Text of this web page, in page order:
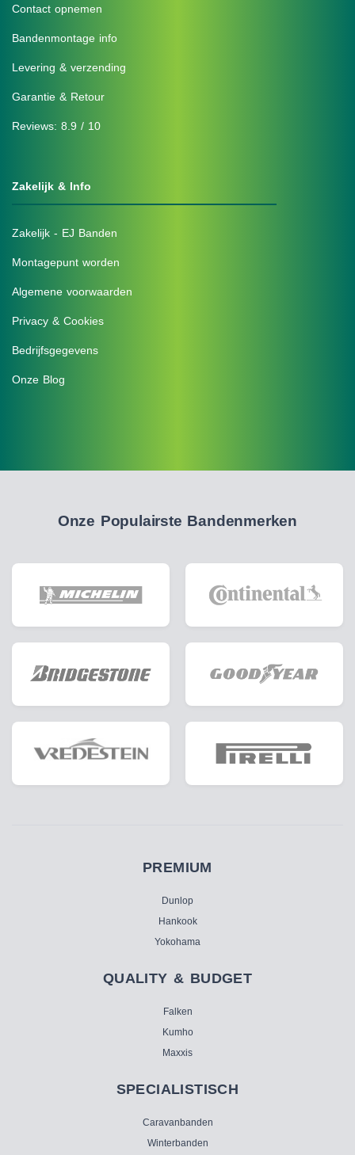
Contact opnemen
Bandenmontage info
Levering & verzending
Garantie & Retour
Reviews: 8.9 / 10
Zakelijk & Info
Zakelijk - EJ Banden
Montagepunt worden
Algemene voorwaarden
Privacy & Cookies
Bedrijfsgegevens
Onze Blog
Onze Populairste Bandenmerken
PREMIUM
Dunlop
Hankook
Yokohama
QUALITY & BUDGET
Falken
Kumho
Maxxis
SPECIALISTISCH
Caravanbanden
Winterbanden